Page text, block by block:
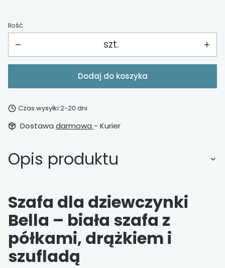
Ilość
szt.
Dodaj do koszyka
Czas wysyłki:2-20 dni
Dostawa darmowa - Kurier
Opis produktu
Szafa dla dziewczynki
Bella – biała szafa z
półkami, drążkiem i
szufladą